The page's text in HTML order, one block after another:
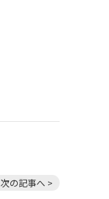
次の記事へ >